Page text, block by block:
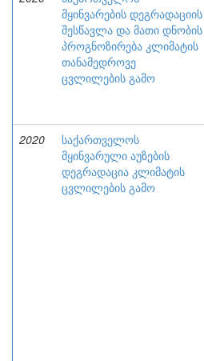
მყინვარების დეგრადაციის
შესწავლა და მათი დნობის
პროგნოზირება კლიმატის
თანამედროვე
ცვლილების გამო
2020
საქართველოს
მყინვარული აუზების
დეგრადაცია კლიმატის
ცვლილების გამო